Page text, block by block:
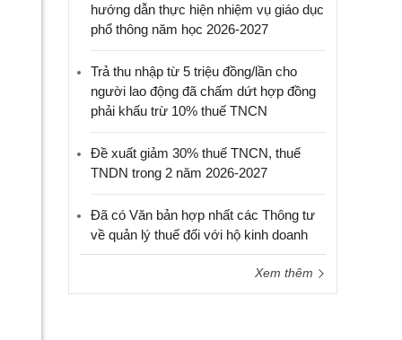
hướng dẫn thực hiện nhiệm vụ giáo dục
phổ thông năm học 2026-2027
Trả thu nhập từ 5 triệu đồng/lần cho
người lao động đã chấm dứt hợp đồng
phải khấu trừ 10% thuế TNCN
Đề xuất giảm 30% thuế TNCN, thuế
TNDN trong 2 năm 2026-2027
Đã có Văn bản hợp nhất các Thông tư
về quản lý thuế đối với hộ kinh doanh
Xem thêm